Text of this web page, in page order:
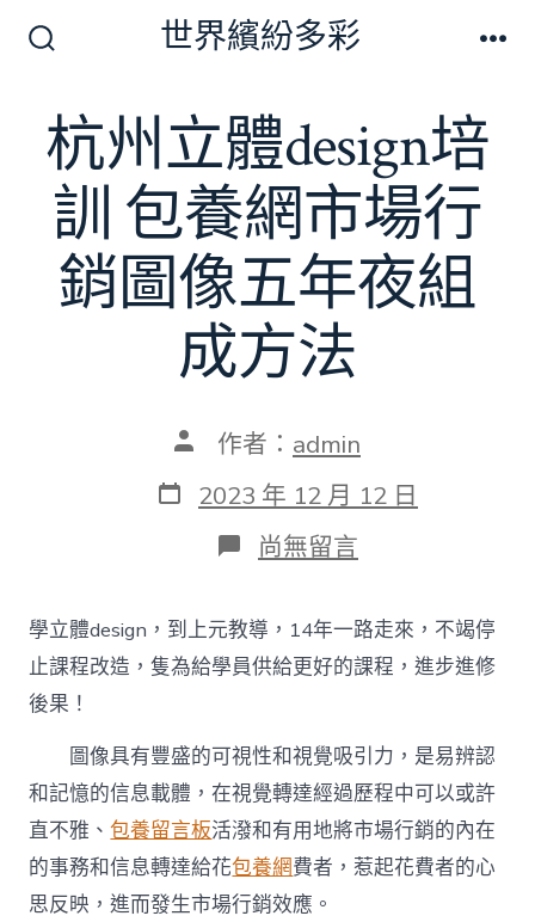
切
換
開
關
世界繽紛多彩
杭州立體design培
訓 包養網市場行
銷圖像五年夜組
成方法
文
作
者
作者： admin
發
表
2023 年 12 月 12 日
在
〈杭
立
體
design
包
養
網
市
場
行
銷
圖
尚無留言
學立體design，到上元教導，14年一路走來，不竭停
止課程改造，隻為給學員供給更好的課程，進步進修
後果！
圖像具有豐盛的可視性和視覺吸引力，是易辨認
和記憶的信息載體，在視覺轉達經過歷程中可以或許
直不雅、包養留言板活潑和有用地將市場行銷的內在
的事務和信息轉達給花包養網費者，惹起花費者的心
思反映，進而發生市場行銷效應。